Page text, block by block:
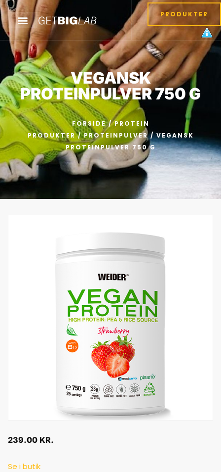
PRODUKTER
VEGANSK
PROTEINPULVER 750 G
FORSIDE/PROTEIN
PRODUKTER/PROTEINPULVER/ VEGANSK
PROTEINPULVER 750 G
239.00 KR.
Se i butik